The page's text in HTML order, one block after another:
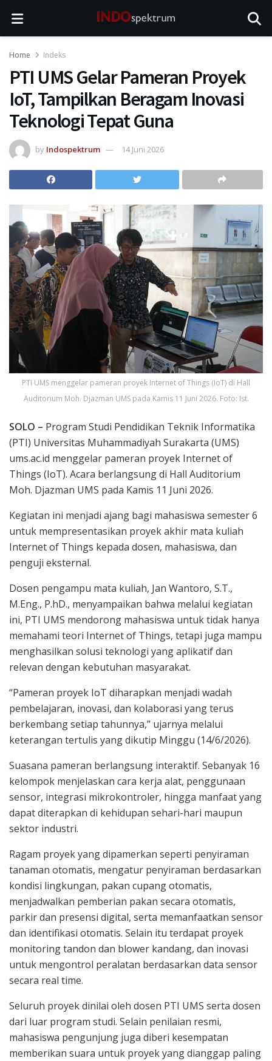
Home Indeks
PTI UMS Gelar Pameran Proyek
IoT, Tampilkan Beragam Inovasi
Teknologi Tepat Guna
by Indospektrum 14 Juni 2026
PTI UMS menggelar pameran proyek Internet of Things (IoT) di Hall
Auditorium Moh. Djazman UMS pada Kamis 11 Juni 2026. Foto: Ist.
SOLO – Program Studi Pendidikan Teknik Informatika
(PTI) Universitas Muhammadiyah Surakarta (UMS)
ums.ac.id menggelar pameran proyek Internet of
Things (IoT). Acara berlangsung di Hall Auditorium
Moh. Djazman UMS pada Kamis 11 Juni 2026.
Kegiatan ini menjadi ajang bagi mahasiswa semester 6
untuk mempresentasikan proyek akhir mata kuliah
Internet of Things kepada dosen, mahasiswa, dan
penguji eksternal.
Dosen pengampu mata kuliah, Jan Wantoro, S.T.,
M.Eng., P.hD., menyampaikan bahwa melalui kegiatan
ini, PTI UMS mendorong mahasiswa untuk tidak hanya
memahami teori Internet of Things, tetapi juga mampu
menghasilkan solusi teknologi yang aplikatif dan
relevan dengan kebutuhan masyarakat.
“Pameran proyek IoT diharapkan menjadi wadah
pembelajaran, inovasi, dan kolaborasi yang terus
berkembang setiap tahunnya,” ujarnya melalui
keterangan tertulis yang dikutip Minggu (14/6/2026).
Suasana pameran berlangsung interaktif. Sebanyak 16
kelompok menjelaskan cara kerja alat, penggunaan
sensor, integrasi mikrokontroler, hingga manfaat yang
dapat diterapkan di kehidupan sehari-hari maupun
sektor industri.
Ragam proyek yang dipamerkan seperti penyiraman
tanaman otomatis, mengatur penyiraman berdasarkan
kondisi lingkungan, pakan cupang otomatis,
menjadwalkan pemberian pakan secara otomatis,
parkir dan presensi digital, serta memanfaatkan sensor
dan identifikasi otomatis. Selain itu terdapat proyek
monitoring tandon dan blower kandang, dan inovasi
untuk mengontrol peralatan berdasarkan data sensor
secara real time.
Seluruh proyek dinilai oleh dosen PTI UMS serta dosen
dari luar program studi. Selain penilaian resmi,
mahasiswa pengunjung juga diberi kesempatan
memberikan suara untuk proyek yang dianggap paling